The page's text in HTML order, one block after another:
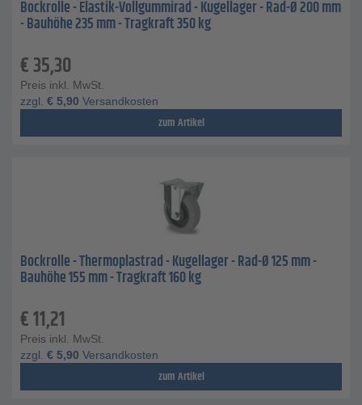
Bockrolle - Elastik-Vollgummirad - Kugellager - Rad-Ø 200 mm
- Bauhöhe 235 mm - Tragkraft 350 kg
€35,30
Preis inkl. MwSt.
zzgl. € 5,90 Versandkosten
zum Artikel
Bockrolle - Thermoplastrad - Kugellager - Rad-Ø 125 mm -
Bauhöhe 155 mm - Tragkraft 160 kg
€11,21
Preis inkl. MwSt.
zzgl. € 5,90 Versandkosten
zum Artikel